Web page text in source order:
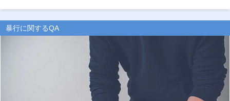
暴行に関するQA